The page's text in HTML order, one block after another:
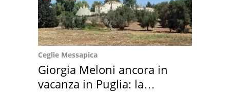
Ceglie Messapica
Giorgia Meloni ancora in
vacanza in Puglia: la